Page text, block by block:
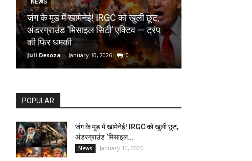
NEWS
जंग के मूड में खामेनेई! IRGC को खुली छूट,
अंडरग्राउंड ‘मिसाइल सिटी’ एक्टिव — ट्रंप
की फिर धमकी
Juli Desoza - January 10, 2026 0
POPULAR
जंग के मूड में खामेनेई! IRGC को खुली छूट,
अंडरग्राउंड ‘मिसाइल...
News January 10, 2026